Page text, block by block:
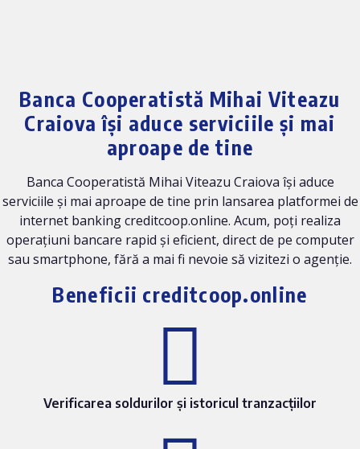
Banca Cooperatistă Mihai Viteazu
Craiova își aduce serviciile și mai
aproape de tine
Banca Cooperatistă Mihai Viteazu Craiova își aduce
serviciile și mai aproape de tine prin lansarea platformei de
internet banking creditcoop.online. Acum, poți realiza
operațiuni bancare rapid și eficient, direct de pe computer
sau smartphone, fără a mai fi nevoie să vizitezi o agenție.
Beneficii creditcoop.online
Verificarea soldurilor și istoricul tranzacțiilor